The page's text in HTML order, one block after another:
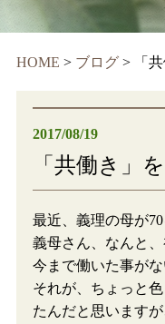
HOME > ブログ> 「
2017/08/19
「共働き」
最近、義理の母が
義母さん、なんと、
今まで働いた事がな
それが、ちょっと
たんだと思います